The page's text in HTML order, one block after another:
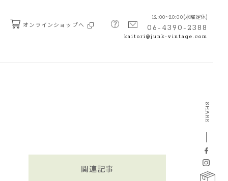
オンラインショップへ
12:00~20:00(水曜定休)
06-4390-2388
kaitori@junk-vintage.com
関連記事
SHARE